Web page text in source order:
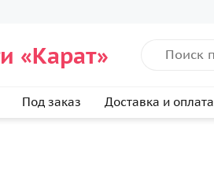
«Карат»
Под заказ Доставка и оплата